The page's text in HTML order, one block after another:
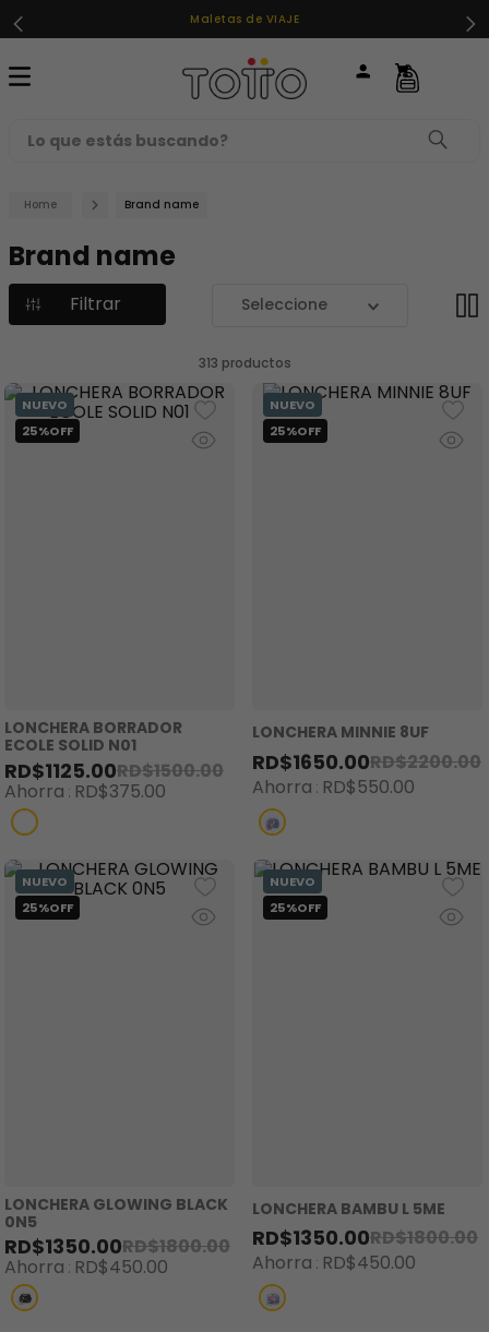
Maletas de VIAJE
Brand name
Brand name
Filtrar
313 productos
LONCHERA BORRADOR
ECOLE SOLID N01
RD$1125.00RD$1500.00
Ahorra RD$375.00
LONCHERA MINNIE 8UF
RD$1650.00RD$2200.00
Ahorra RD$550.00
LONCHERA GLOWING BLACK
0N5
RD$1350.00RD$1800.00
Ahorra RD$450.00
LONCHERA BAMBU L 5ME
RD$1350.00RD$1800.00
Ahorra RD$450.00
TÉRMINOS MÁS BUSCADOS
3.
cartuchera
5.
mochila
6.
toy story